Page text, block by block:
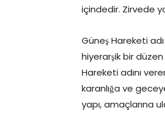
içindedir. Zirvede
Güneş Hareketi
hiyerarşik bir
Hareketi adını
karanlığa ve
yapı, amaçlarına